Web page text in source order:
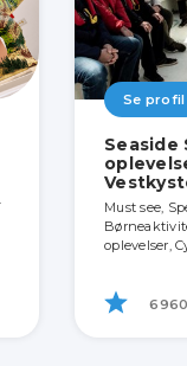
Se profil
Seaside
Must see,
oplevelser,